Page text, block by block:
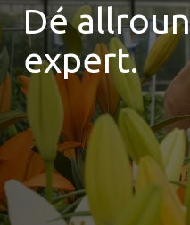
Dé
expert.